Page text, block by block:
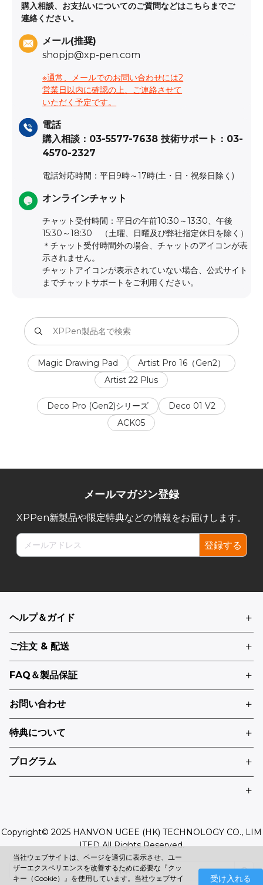
購入相談、お支払いについてのご質問などはこちらまでご
連絡ください。
メール(推奨)
shopjp@xp-pen.com
※通常、メールでのお問い合わせには2
営業日以内に確認の上、ご連絡させて
いただく予定です。
電話
購入相談：03-5577-7638 技術サポート：03-
4570-2327
電話対応時間：平日9時～17時(土・日・祝祭日除く)
オンラインチャット
チャット受付時間：平日の午前10:30～13:30、午後
15:30～18:30 （土曜、日曜及び弊社指定休日を除く）
＊チャット受付時間外の場合、チャットのアイコンが表
示されません。
チャットアイコンが表示されていない場合、公式サイト
までチャットサポートをご利用ください。
Magic Drawing Pad
Artist Pro 16（Gen2）
Artist 22 Plus
Deco Pro (Gen2)シリーズ
Deco 01 V2
ACK05
メールマガジン登録
XPPen新製品や限定特典などの情報をお届けします。
登録する
ヘルプ＆ガイド
ご注文 & 配送
FAQ＆製品保証
お問い合わせ
特典について
プログラム
Copyright© 2025 HANVON UGEE (HK) TECHNOLOGY CO., LIM
ITED All Rights Reserved.
当社ウェブサイトは、ページを適切に表示させ、ユー
ザーエクスペリエンスを改善するために必要な『クッ
キー（Cookie）』を使用しています。当社ウェブサイ
受け入れる
日本